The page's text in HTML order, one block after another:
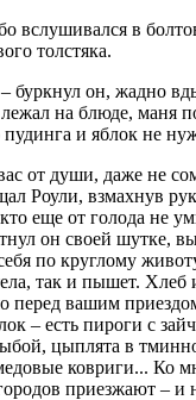
вслушивался в
толстяка.
буркнул он, жадно
лежал на блюде, маня
и яблок не
от души, даже не
Роули, взмахнув
еще от голода не
он своей шутке,
по круглому
так и пышет. Хлеб
перед вашим
– есть пироги с
цыплята в
ковриги... Ко
приезжают – и